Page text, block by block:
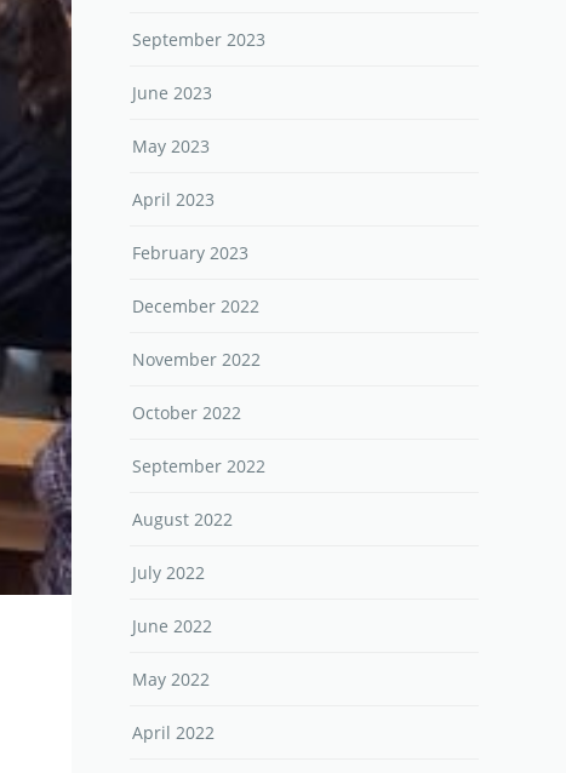
September 2023
June 2023
May 2023
April 2023
February 2023
December 2022
November 2022
October 2022
September 2022
August 2022
July 2022
June 2022
May 2022
April 2022